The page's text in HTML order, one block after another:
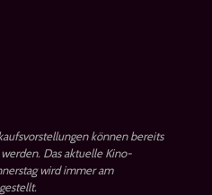
können bereits
Das aktuelle Kino-
wird immer am